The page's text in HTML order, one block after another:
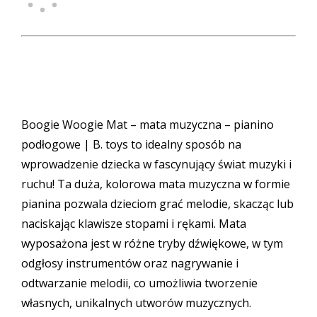
Boogie Woogie Mat – mata muzyczna – pianino
podłogowe | B. toys to idealny sposób na
wprowadzenie dziecka w fascynujący świat muzyki i
ruchu! Ta duża, kolorowa mata muzyczna w formie
pianina pozwala dzieciom grać melodie, skacząc lub
naciskając klawisze stopami i rękami. Mata
wyposażona jest w różne tryby dźwiękowe, w tym
odgłosy instrumentów oraz nagrywanie i
odtwarzanie melodii, co umożliwia tworzenie
własnych, unikalnych utworów muzycznych.